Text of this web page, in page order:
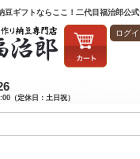
豆ギフトならここ！二代目福治郎公式
ログ
（定休日：土日祝）